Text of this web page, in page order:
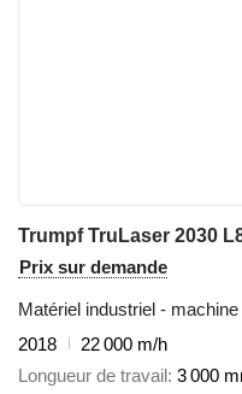
Trumpf TruLaser 2030
Prix sur demande
Matériel industriel -
2018
22 000 m/h
Longueur de travail 3 000